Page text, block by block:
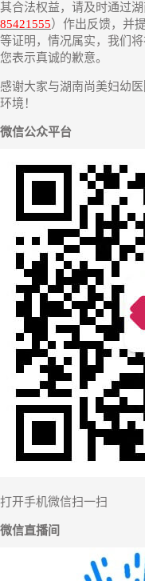
其合法权益，请及时通过
85421555）作出反馈，并
等证明，情况属实，我们
您表示真诚的歉意。
感谢大家与湖南尚美妇幼
环境！
微信公众平台
打开手机微信扫一扫
微信直播间